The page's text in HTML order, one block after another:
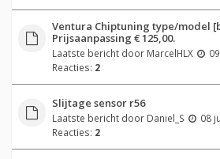
Ventura Chiptuning type/model
Prijsaanpassing € 125,00.
Laatste bericht door MarcelHLX
Reacties: 2
Slijtage sensor r56
Laatste bericht door Daniel_S
08
Reacties: 2